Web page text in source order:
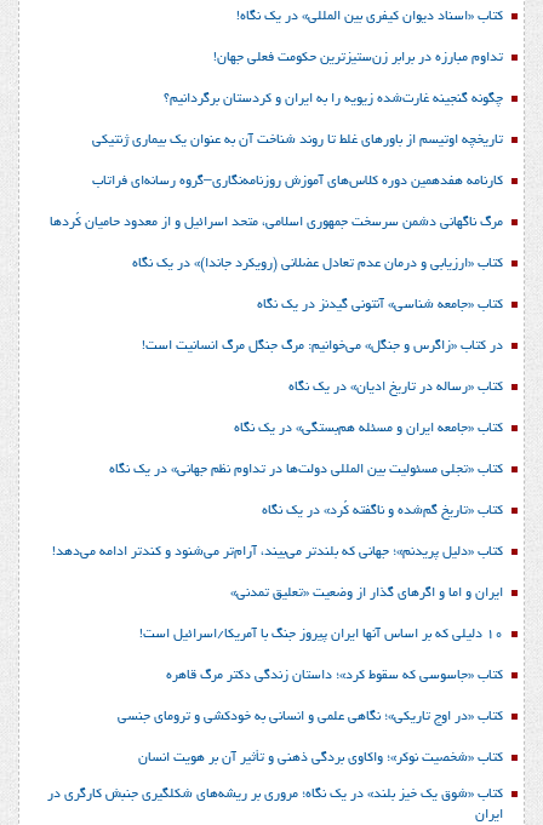
کتاب «اسناد دیوان کیفری بین المللی» در یک نگاه!
تداوم مبارزه در برابر زن‌ستیزترین حکومت فعلی جهان!
چگونه گنجینه غارت‌شده زیویه را به ایران و کردستان برگردانیم؟
تاریخچه اوتیسم از باورهای غلط تا روند شناخت آن به عنوان یک بیماری ژنتیکی
کارنامه هفدهمین دوره کلاس‌های آموزش روزنامه‌نگاری–گروه رسانه‌ای فراتاب
مرگ ناگهانی دشمن سرسخت جمهوری اسلامی، متحد اسرائیل و از معدود حامیان کُردها
کتاب «ارزیابی و درمان عدم تعادل عضلانی (رویکرد جاندا)» در یک نگاه
کتاب «جامعه شناسی» آنتونی گیدنز در یک نگاه
در کتاب «زاگرس و جنگل» می‌خوانیم: مرگ جنگل مرگ انسانیت است!
کتاب «رساله در تاریخ ادیان» در یک نگاه
کتاب «جامعه ایران و مسئله هم‌بستگی» در یک نگاه
کتاب «تجلی مسئولیت بین المللی دولت‌ها در تداوم نظم جهانی» در یک نگاه
کتاب «تاریخ گم‌شده و ناگفته کُرد» در یک نگاه
کتاب «دلیل پریدنم»؛ جهانی که بلندتر می‌بیند، آرام‌تر می‌شنود و کندتر ادامه می‌دهد!
ایران و اما و اگرهای گذار از وضعیت «تعلیق تمدنی»
10 دلیلی که بر اساس آنها ایران پیروز جنگ با آمریکا/اسرائیل است!
کتاب «جاسوسی که سقوط کرد»؛ داستان زندگی دکتر مرگ قاهره
کتاب «در اوج تاریکی»؛ نگاهی علمی و انسانی به خودکشی و ترومای جنسی
کتاب «شخصیت نوکر»؛ واکاوی بردگی ذهنی و تأثیر آن بر هویت انسان
کتاب «شوق یک خیز بلند» در یک نگاه؛ مروری بر ریشه‌های شکل‎گیری جنبش کارگری در
ایران